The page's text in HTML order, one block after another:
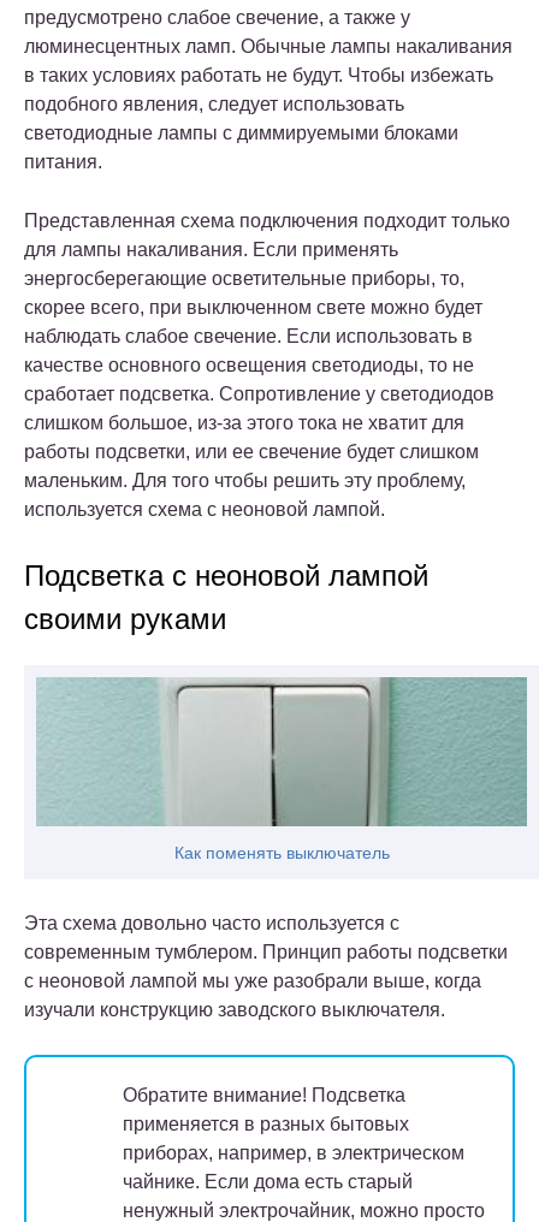
предусмотрено слабое свечение, а также у
люминесцентных ламп. Обычные лампы накаливания
в таких условиях работать не будут. Чтобы избежать
подобного явления, следует использовать
светодиодные лампы с диммируемыми блоками
питания.
Представленная схема подключения подходит только
для лампы накаливания. Если применять
энергосберегающие осветительные приборы, то,
скорее всего, при выключенном свете можно будет
наблюдать слабое свечение. Если использовать в
качестве основного освещения светодиоды, то не
сработает подсветка. Сопротивление у светодиодов
слишком большое, из-за этого тока не хватит для
работы подсветки, или ее свечение будет слишком
маленьким. Для того чтобы решить эту проблему,
используется схема с неоновой лампой.
Подсветка с неоновой лампой
своими руками
Как поменять выключатель
Эта схема довольно часто используется с
современным тумблером. Принцип работы подсветки
с неоновой лампой мы уже разобрали выше, когда
изучали конструкцию заводского выключателя.
Обратите внимание! Подсветка
применяется в разных бытовых
приборах, например, в электрическом
чайнике. Если дома есть старый
ненужный электрочайник, можно просто